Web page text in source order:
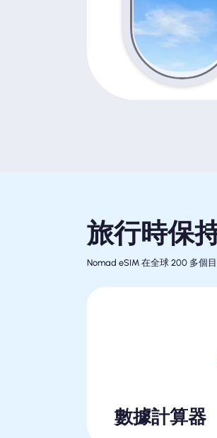
旅行時保
Nomad eSIM 在全球 200 多個
數據計算器